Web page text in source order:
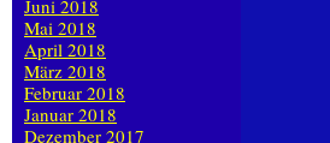
Juni 2018
Mai 2018
April 2018
März 2018
Februar 2018
Januar 2018
Dezember 2017